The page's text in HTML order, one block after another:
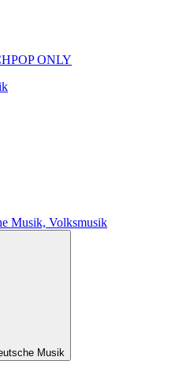
ONLY
Musik, Volksmusik
Musik